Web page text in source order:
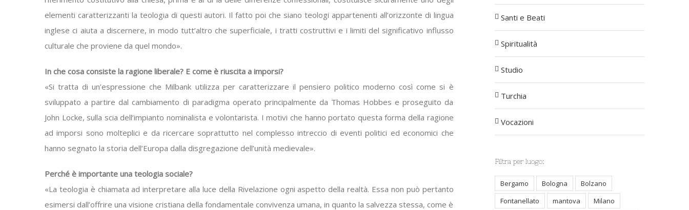
elementi caratterizzanti la teologia di questi autori. Il fatto poi che siano teologi appartenenti all’orizzonte di lingua
inglese ci aiuta a discernere, in modo tutt’altro che superficiale, i tratti costruttivi e i limiti del significativo influsso
culturale che proviene da quel mondo».
In che cosa consiste la ragione liberale? E come è riuscita a imporsi?
«Si tratta di un’espressione che Milbank utilizza per caratterizzare il pensiero politico moderno così come si è
sviluppato a partire dal cambiamento di paradigma operato principalmente da Thomas Hobbes e proseguito da
John Locke, sulla scia dell’impianto nominalista e volontarista. I motivi che hanno portato questa forma della ragione
ad imporsi sono molteplici e da ricercare soprattutto nel complesso intreccio di eventi politici ed economici che
hanno segnato la storia dell’Europa dalla disgregazione dell’unità medievale».
Perché è importante una teologia sociale?
«La teologia è chiamata ad interpretare alla luce della Rivelazione ogni aspetto della realtà. Essa non può pertanto
esimersi dall’offrire una visione cristiana della fondamentale convivenza umana, in quanto la salvezza stessa, come è
Santi e Beati
Spiritualità
Studio
Turchia
Vocazioni
Filtra per luogo:
Bergamo Bologna
Bolzano
Fontanellato
mantova
Milano